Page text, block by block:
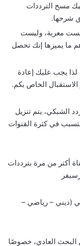
مسح الترددات
شرحها.
معربة، وليست
ما يميزها إنك تحصل
لذا يجب عليك إعادة
الخاص بكم.
الشبكي، يتم تنزيل
في كثرة القنوات
أكتر من مرة بترددات
(ديني – رياضي –
العادي، خصوصًا